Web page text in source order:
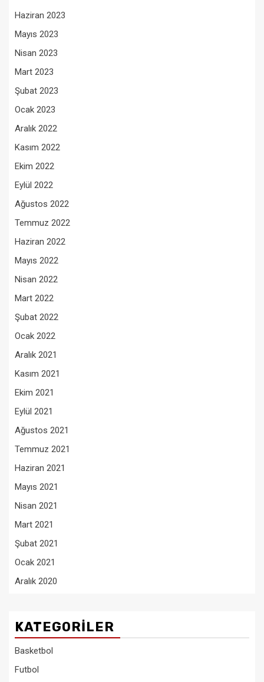
Haziran 2023
Mayıs 2023
Nisan 2023
Mart 2023
Şubat 2023
Ocak 2023
Aralık 2022
Kasım 2022
Ekim 2022
Eylül 2022
Ağustos 2022
Temmuz 2022
Haziran 2022
Mayıs 2022
Nisan 2022
Mart 2022
Şubat 2022
Ocak 2022
Aralık 2021
Kasım 2021
Ekim 2021
Eylül 2021
Ağustos 2021
Temmuz 2021
Haziran 2021
Mayıs 2021
Nisan 2021
Mart 2021
Şubat 2021
Ocak 2021
Aralık 2020
KATEGORILER
Basketbol
Futbol